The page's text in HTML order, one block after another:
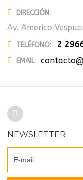
DIRECCIÓN:
Av. Americo
TELÉFONO: 2
EMAIL
NEWSLETTER